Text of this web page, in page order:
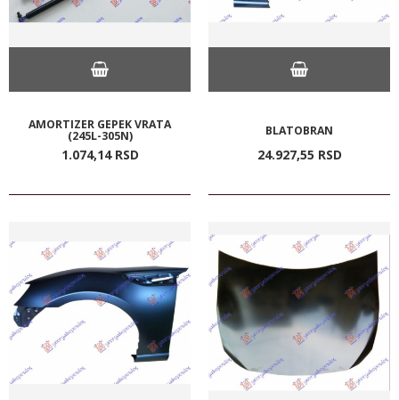
AMORTIZER GEPEK VRATA
(245L-305N)
1.074,14 RSD
BLATOBRAN
24.927,55 RSD